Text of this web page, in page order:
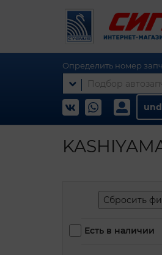
Определить номер
Сбросить
Есть в наличии